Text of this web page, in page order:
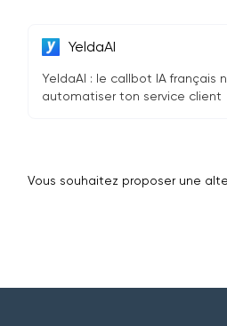
YeldaAI
YeldaAI : le callbot IA français
automatiser ton service client
Vous souhaitez proposer une